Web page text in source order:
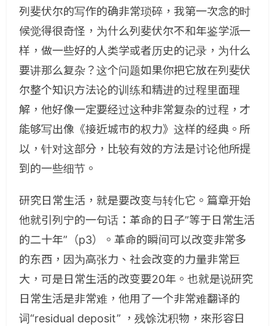
列斐伏尔的写作的确非常琐碎，我第一次念的时
候觉得很奇怪，为什么列斐伏尔不和年鉴学派一
样，做一些好的人类学或者历史的记录，为什么
要讲那么复杂？这个问题如果你把它放在列斐伏
尔整个知识方法论的训练和精进的过程里面理
解，他好像一定要经过这种非常复杂的过程，才
能够写出像《接近城市的权力》这样的经典。所
以，针对这部分，比较有效的方法是讨论他所提
到的一些细节。
研究日常生活，就是要改变与转化它。篇章开始
他就引列宁的一句话：革命的日子”等于日常生活
的二十年”（p3）。革命的瞬间可以改变非常多
的东西，因为高张力、社会改变的力量非常巨
大，可是日常生活的改变要20年。也就是说研究
日常生活是非常难，他用了一个非常难翻译的
词“residual deposit” ，残馀沈积物，來形容日